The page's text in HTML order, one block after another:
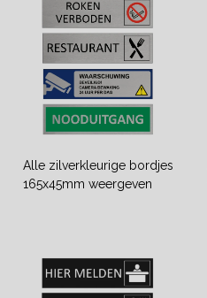
Alle zilverkleurige bordjes
165x45mm weergeven